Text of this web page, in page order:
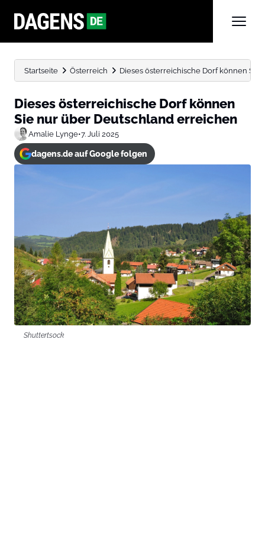
Startseite Österreich Dieses österreichische Dorf können
Dieses österreichische Dorf können
Sie nur über Deutschland erreichen
Amalie Lynge•7. Juli 2025
dagens.de auf Google folgen
Shuttertsock